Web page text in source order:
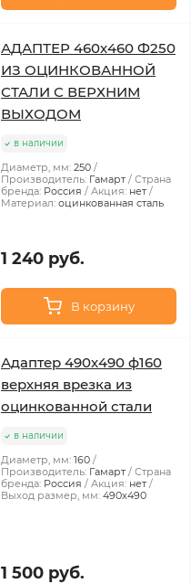
АДАПТЕР 460х460 Ф250
ИЗ ОЦИНКОВАННОЙ
СТАЛИ С ВЕРХНИМ
ВЫХОДОМ
в наличии
Диаметр, мм: 250
Производитель: Гамарт
Страна
бренда: Россия Акция: нет
Материал: оцинкованная сталь
1 240 руб.
В корзину
Адаптер 490х490 ф160
верхняя врезка из
оцинкованной стали
в наличии
Диаметр, мм: 160
Производитель: Гамарт
Страна
бренда: Россия Акция: нет
Выход размер, мм: 490x490
1 500 руб.